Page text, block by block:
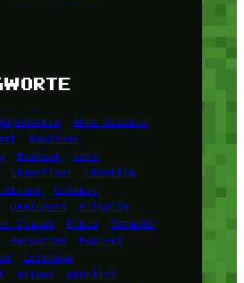
Anna Gazanis
bastiGHG
Bedrock
benx
Chaosflo44
Cheating
Creeper
Dhalucard
Eligella
Client Fibii
GommeHD
Herobrine
hypixel
LetsHugo
Mojang
männlich